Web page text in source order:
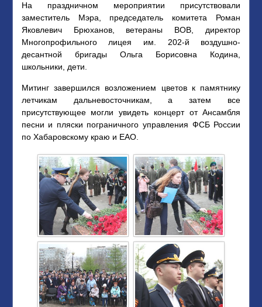
На праздничном мероприятии присутствовали
заместитель Мэра, председатель комитета Роман
Яковлевич Брюханов, ветераны ВОВ, директор
Многопрофильного лицея им. 202-й воздушно-
десантной бригады Ольга Борисовна Кодина,
школьники, дети.
Митинг завершился возложением цветов к памятнику
летчикам дальневосточникам, а затем все
присутствующее могли увидеть концерт от Ансамбля
песни и пляски пограничного управления ФСБ России
по Хабаровскому краю и ЕАО.